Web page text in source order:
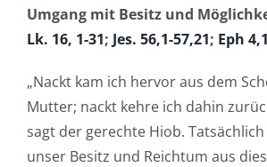
Umgang mit Besitz und
Lk. 16, 1-31; Jes. 56,1-57,21; Eph
„Nackt kam ich hervor aus dem
Mutter; nackt kehre ich dahin
sagt der gerechte Hiob.
unser Besitz und Reichtum aus